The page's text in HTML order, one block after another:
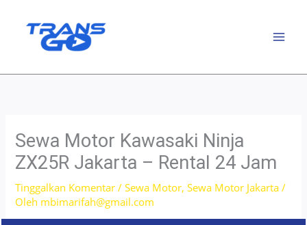
Sewa Motor Kawasaki Ninja
ZX25R Jakarta – Rental 24 Jam
Tinggalkan Komentar /Sewa Motor,Sewa Motor Jakarta /
Oleh mbimarifah@gmail.com